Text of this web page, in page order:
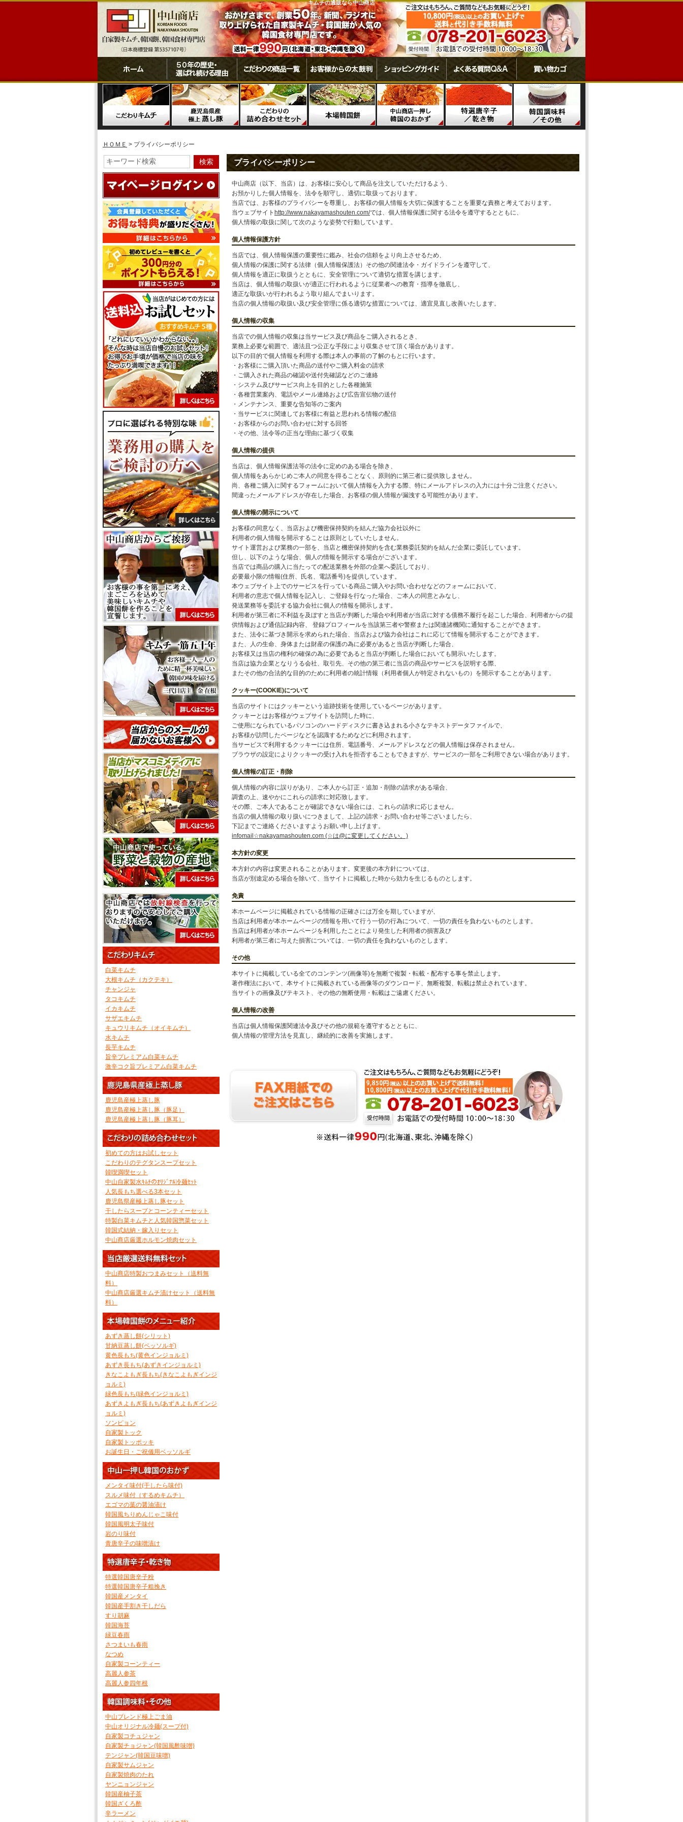
キムチの通販なら中山商店
ＨＯＭＥ > プライバシーポリシー
プライバシーポリシー
中山商店（以下、当店）は、お客様に安心して商品を注文していただけるよう、
お預かりした個人情報を、法令を順守し、適切に取扱っております。
当店では、お客様のプライバシーを尊重し、お客様の個人情報を大切に保護することを重要な責務と考えております。
当ウェブサイト http://www.nakayamashouten.com/では、個人情報保護に関する法令を遵守するとともに、
個人情報の取扱に関して次のような姿勢で行動しています。
個人情報保護方針
当店では、個人情報保護の重要性に鑑み、社会の信頼をより向上させるため、
個人情報の保護に関する法律（個人情報保護法）その他の関連法令・ガイドラインを遵守して、
個人情報を適正に取扱うとともに、安全管理について適切な措置を講じます。
当店は、個人情報の取扱いが適正に行われるように従業者への教育・指導を徹底し、
適正な取扱いが行われるよう取り組んでまいります。
当店の個人情報の取扱い及び安全管理に係る適切な措置については、適宜見直し改善いたします。
個人情報の収集
当店での個人情報の収集は当サービス及び商品をご購入されるとき、
業務上必要な範囲で、適法且つ公正な手段により収集させて頂く場合があります。
以下の目的で個人情報を利用する際は本人の事前の了解のもとに行います。
・お客様にご購入頂いた商品の送付やご購入料金の請求
・ご購入された商品の確認や送付先確認などのご連絡
・システム及びサービス向上を目的とした各種施策
・各種営業案内、電話やメール連絡および広告宣伝物の送付
・メンテナンス、重要な告知等のご案内
・当サービスに関連してお客様に有益と思われる情報の配信
・お客様からのお問い合わせに対する回答
・その他、法令等の正当な理由に基づく収集
個人情報の提供
当店は、個人情報保護法等の法令に定めのある場合を除き、
個人情報をあらかじめご本人の同意を得ることなく、原則的に第三者に提供致しません。
尚、各種ご購入に関するフォームにおいて個人情報を入力する際、特にメールアドレスの入力には十分ご注意ください。
間違ったメールアドレスが存在した場合、お客様の個人情報が漏洩する可能性があります。
個人情報の開示について
お客様の同意なく、当店および機密保持契約を結んだ協力会社以外に
利用者の個人情報を開示することは原則としていたしません。
サイト運営および業務の一部を、当店と機密保持契約を含む業務委託契約を結んだ企業に委託しています。
但し、以下のような場合、個人の情報を開示する場合がございます。
当店では商品の購入に当たっての配送業務を外部の企業へ委託しており、
必要最小限の情報(住所、氏名、電話番号)を提供しています。
本ウェブサイト上でのサービスを行っている商品ご購入やお問い合わせなどのフォームにおいて、
利用者の意志で個人情報を記入し、ご登録を行なった場合、ご本人の同意とみなし、
発送業務等を委託する協力会社に個人の情報を開示します。
利用者が第三者に不利益を及ぼすと当店が判断した場合や利用者が当店に対する債務不履行を起こした場合、利用者からの提
供情報および通信記録内容、 登録プロフィールを当該第三者や警察または関連諸機関に通知することができます。
また、法令に基づき開示を求められた場合、当店および協力会社はこれに応じて情報を開示することができます。
また、人の生命、身体または財産の保護の為に必要があると当店が判断した場合、
お客様又は当店の権利の確保の為に必要であると当店が判断した場合においても開示いたします。
当店は協力企業となりうる会社、取引先、その他の第三者に当店の商品やサービスを説明する際、
またその他の合法的な目的のために利用者の統計情報（利用者個人が特定されないもの）を開示することがあります。
クッキー(COOKIE)について
当店のサイトにはクッキーという追跡技術を使用しているページがあります。
クッキーとはお客様がウェブサイトを訪問した時に、
ご使用になられているパソコンのハードディスクに書き込まれる小さなテキストデータファイルで、
お客様が訪問したページなどを認識するためなどに利用されます。
当サービスで利用するクッキーには住所、電話番号、メールアドレスなどの個人情報は保存されません。
ブラウザの設定によりクッキーの受け入れを拒否することもできますが、サービスの一部をご利用できない場合があります。
個人情報の訂正・削除
個人情報の内容に誤りがあり、ご本人から訂正・追加・削除の請求がある場合、
調査の上、速やかにこれらの請求に対応致します。
その際、ご本人であることが確認できない場合には、これらの請求に応じません。
当店の個人情報の取り扱いにつきまして、上記の請求・お問い合わせ等ございましたら、
下記までご連絡くださいますようお願い申し上げます。
infomail☆nakayamashouten.com (☆は@に変更してください。)
本方針の変更
本方針の内容は変更されることがあります。変更後の本方針については、
当店が別途定める場合を除いて、当サイトに掲載した時から効力を生じるものとします。
免責
本ホームページに掲載されている情報の正確さには万全を期していますが、
当店は利用者が本ホームページの情報を用いて行う一切の行為について、一切の責任を負わないものとします。
当店は利用者が本ホームページを利用したことにより発生した利用者の損害及び
利用者が第三者に与えた損害については、一切の責任を負わないものとします。
その他
本サイトに掲載している全てのコンテンツ(画像等)を無断で複製・転載・配布する事を禁止します。
著作権法において、本サイトに掲載されている画像等のダウンロード、無断複製、転載は禁止されています。
当サイトの画像及びテキスト、その他の無断使用・転載はご遠慮ください。
個人情報の改善
当店は個人情報保護関連法令及びその他の規範を遵守するとともに、
個人情報の管理方法を見直し、継続的に改善を実施します。
白菜キムチ
大根キムチ（カクテキ）
チャンジャ
タコキムチ
イカキムチ
サザエキムチ
キュウリキムチ（オイキムチ）
水キムチ
長芋キムチ
旨辛プレミアム白菜キムチ
激辛コク旨プレミアム白菜キムチ
鹿児島産極上蒸し豚
鹿児島産極上蒸し豚（豚足）
鹿児島産極上蒸し豚（豚耳）
初めての方はお試しセット
こだわりのテグタンスープセット
韓喫満喫セット
中山自家製水ｷﾑﾁのｵﾘｼﾞﾅﾙ冷麺ｾｯﾄ
人気長もち選べる3本セット
鹿児島県産極上蒸し豚セット
干したらスープとコーンティーセット
特製白菜キムチと人気韓国惣菜セット
韓国式結納・嫁入りセット
中山商店厳選ホルモン焼肉セット
中山商店特製おつまみセット（送料無
料）
中山商店厳選キムチ漬けセット（送料無
料）
あずき蒸し餅(シリット)
甘納豆蒸し餅(ペッソルギ)
黄色長もち(黄色インジョルミ)
あずき長もち(あずきインジョルミ)
きなこよもぎ長もち(きなこよもぎインジ
ョルミ)
緑色長もち(緑色インジョルミ)
あずきよもぎ長もち(あずきよもぎインジ
ョルミ)
ソンピョン
自家製トック
自家製トッポッキ
お誕生日・ご祝儀用ベッソルギ
メンタイ味付(干したら味付)
スルメ味付（するめキムチ）
エゴマの葉の醤油漬け
韓国風ちりめんじゃこ味付
韓国風明太子味付
岩のり味付
青唐辛子の味噌漬け
特選韓国唐辛子粉
特選韓国唐辛子粗挽き
韓国産メンタイ
韓国産手割き干しだら
すり胡麻
韓国海苔
緑豆春雨
さつまいも春雨
なつめ
自家製コーンティー
高麗人参茶
高麗人参四年根
中山ブレンド極上ごま油
中山オリジナル冷麺(スープ付)
自家製コチュジャン
自家製チョジャン(韓国風酢味噌)
テンジャン(韓国豆味噌)
自家製サムジャン
自家製焼肉のたれ
ヤンニョンジャン
韓国産柚子茶
韓国ざくろ酢
辛ラーメン